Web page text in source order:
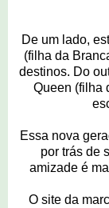
De um lado,
(filha da
destinos. Do
Queen (filha
Essa nova
por trás de
amizade é
O site da